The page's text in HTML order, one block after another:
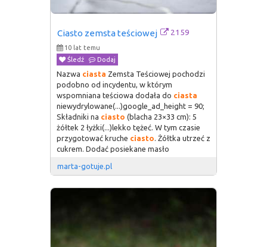
Ciasto zemsta teściowej 2159
10 lat temu
Śledź
Dodaj
Nazwa ciasta Zemsta Teściowej pochodzi
podobno od incydentu, w którym
wspomniana teściowa dodała do ciasta
niewydrylowane(...)google_ad_height = 90;
Składniki na ciasto (blacha 23×33 cm): 5
żółtek 2 łyżki(...)lekko tężeć. W tym czasie
przygotować kruche ciasto. Żółtka utrzeć z
cukrem. Dodać posiekane masło
marta-gotuje.pl